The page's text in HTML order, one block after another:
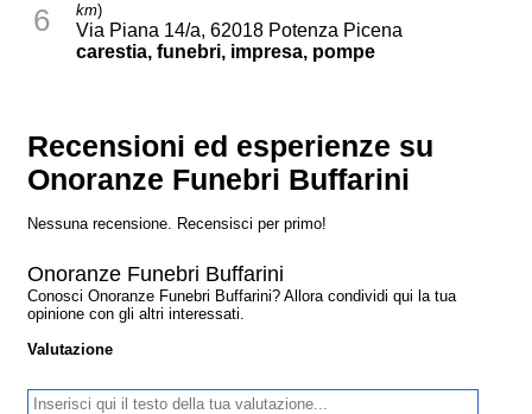
6
km)
Via Piana 14/a, 62018 Potenza Picena
carestia, funebri, impresa, pompe
Recensioni ed esperienze su
Onoranze Funebri Buffarini
Nessuna recensione. Recensisci per primo!
Onoranze Funebri Buffarini
Conosci Onoranze Funebri Buffarini? Allora condividi qui la tua
opinione con gli altri interessati.
Valutazione